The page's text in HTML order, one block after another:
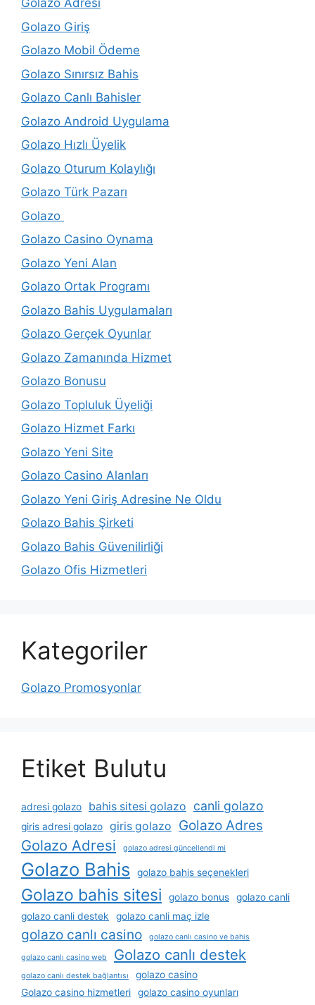
Golazo Adresi
Golazo Giriş
Golazo Mobil Ödeme
Golazo Sınırsız Bahis
Golazo Canlı Bahisler
Golazo Android Uygulama
Golazo Hızlı Üyelik
Golazo Oturum Kolaylığı
Golazo Türk Pazarı
Golazo
Golazo Casino Oynama
Golazo Yeni Alan
Golazo Ortak Programı
Golazo Bahis Uygulamaları
Golazo Gerçek Oyunlar
Golazo Zamanında Hizmet
Golazo Bonusu
Golazo Topluluk Üyeliği
Golazo Hizmet Farkı
Golazo Yeni Site
Golazo Casino Alanları
Golazo Yeni Giriş Adresine Ne Oldu
Golazo Bahis Şirketi
Golazo Bahis Güvenilirliği
Golazo Ofis Hizmetleri
Kategoriler
Golazo Promosyonlar
Etiket Bulutu
adresi golazo bahis sitesi golazo canli golazo
giris adresi golazo giris golazo Golazo Adres
Golazo Adresi golazo adresi güncellendi mi
Golazo Bahis golazo bahis seçenekleri
Golazo bahis sitesi golazo bonus
golazo canli
golazo canli destek
golazo canli maç izle
golazo canlı casino golazo canlı casino ve bahis
golazo canlı casino web Golazo canlı destek
golazo canlı destek bağlantısı
golazo casino
Golazo casino hizmetleri
golazo casino oyunları